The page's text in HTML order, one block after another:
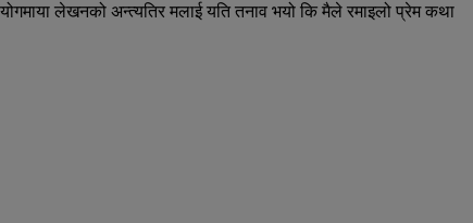
लेखनको अन्त्यतिर मलाई यति तनाव भयो कि मैले रमाइलो प्रेम कथा